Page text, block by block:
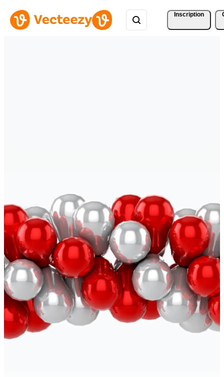
Inscription